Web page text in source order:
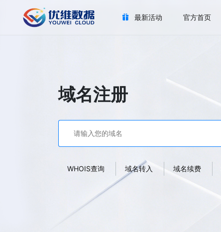
最新活动 官方首页
域名注册
WHOIS查询 域名转入 域名续费